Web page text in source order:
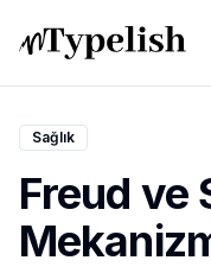
Dünya
Film ve Dizi
Sağlık
Freud ve